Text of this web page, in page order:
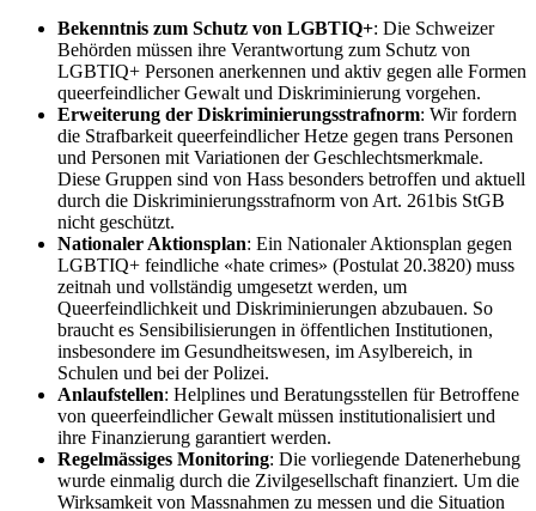
Bekenntnis zum Schutz von LGBTIQ+: Die Schweizer
Behörden müssen ihre Verantwortung zum Schutz von
LGBTIQ+ Personen anerkennen und aktiv gegen alle Formen
queerfeindlicher Gewalt und Diskriminierung vorgehen.
Erweiterung der Diskriminierungsstrafnorm: Wir fordern
die Strafbarkeit queerfeindlicher Hetze gegen trans Personen
und Personen mit Variationen der Geschlechtsmerkmale.
Diese Gruppen sind von Hass besonders betroffen und aktuell
durch die Diskriminierungsstrafnorm von Art. 261bis StGB
nicht geschützt.
Nationaler Aktionsplan: Ein Nationaler Aktionsplan gegen
LGBTIQ+ feindliche «hate crimes» (Postulat 20.3820) muss
zeitnah und vollständig umgesetzt werden, um
Queerfeindlichkeit und Diskriminierungen abzubauen. So
braucht es Sensibilisierungen in öffentlichen Institutionen,
insbesondere im Gesundheitswesen, im Asylbereich, in
Schulen und bei der Polizei.
Anlaufstellen: Helplines und Beratungsstellen für Betroffene
von queerfeindlicher Gewalt müssen institutionalisiert und
ihre Finanzierung garantiert werden.
Regelmässiges Monitoring: Die vorliegende Datenerhebung
wurde einmalig durch die Zivilgesellschaft finanziert. Um die
Wirksamkeit von Massnahmen zu messen und die Situation